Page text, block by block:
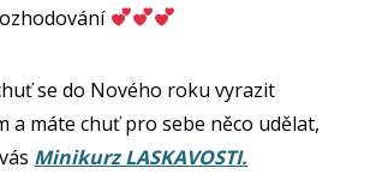
se do Nového roku vyrazit
a máte chuť pro sebe něco udělat,
Minikurz LASKAVOSTI.